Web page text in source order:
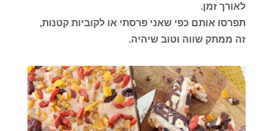
לאורך זמן.
תפרסו אותם כפי שאני פרסתי או לקוביות קטנות,
זה ממתק שווה וטוב שיהיה.